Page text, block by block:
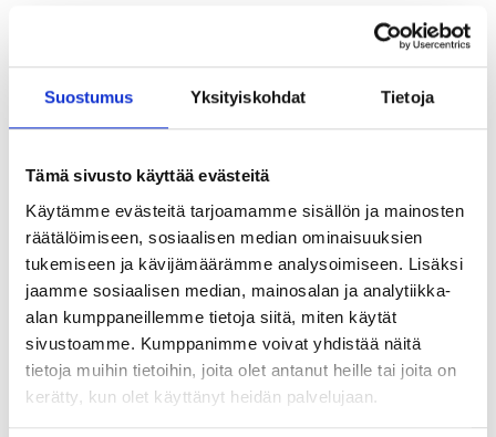
Suostumus Yksityiskohdat Tietoja
Tämä sivusto käyttää evästeitä
Käytämme evästeitä tarjoamamme sisällön ja mainosten
räätälöimiseen, sosiaalisen median ominaisuuksien
tukemiseen ja kävijämäärämme analysoimiseen. Lisäksi
jaamme sosiaalisen median, mainosalan ja analytiikka-
alan kumppaneillemme tietoja siitä, miten käytät
sivustoamme. Kumppanimme voivat yhdistää näitä
tietoja muihin tietoihin, joita olet antanut heille tai joita on
kerätty, kun olet käyttänyt heidän palvelujaan.
Kapuajat keräsivät varoja hankkeelle tekemällä
muun muassa yhteistyötä yritysten kanssa ja
järjestämällä ympäri Suomea monenlaisia
ravintolaillallisia ja teatteritapahtumia.
– Kampanjan keräystavoite ylittyi komeasti!
Tiimin varainhankintaa vauhditti osaltaan myös
tuotemyynti. Kapuajat myivät muun muassa
hyvää tekevää Kapua-lakua yli 1200 kiloa ja
1300 pussia Kapua-luomukahvia, hankkeen
koordinaattoriSuvi Aarniokertoo.